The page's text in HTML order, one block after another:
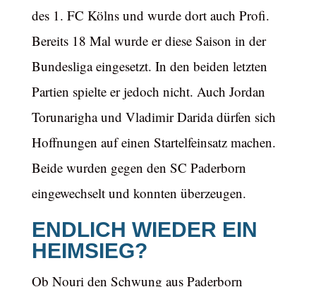
des 1. FC Kölns und wurde dort auch Profi.
Bereits 18 Mal wurde er diese Saison in der
Bundesliga eingesetzt. In den beiden letzten
Partien spielte er jedoch nicht. Auch Jordan
Torunarigha und Vladimir Darida dürfen sich
Hoffnungen auf einen Startelfeinsatz machen.
Beide wurden gegen den SC Paderborn
eingewechselt und konnten überzeugen.
ENDLICH WIEDER EIN
HEIMSIEG?
Ob Nouri den Schwung aus Paderborn